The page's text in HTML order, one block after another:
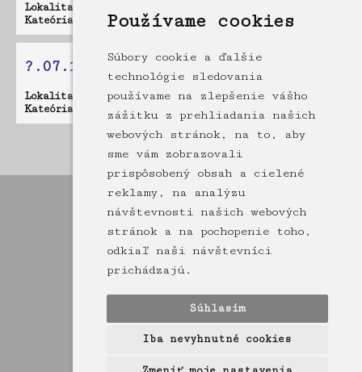
Používame cookies
Súbory cookie a ďalšie
technológie sledovania
používame na zlepšenie vášho
zážitku z prehliadania našich
webových stránok, na to, aby
sme vám zobrazovali
prispôsobený obsah a cielené
reklamy, na analýzu
návštevnosti našich webových
stránok a na pochopenie toho,
odkiaľ naši návštevníci
prichádzajú.
Súhlasím
Iba nevyhnutné cookies
Lokalita:
Kateória:
?.07.1975 - neznáme teleso
Lokalita:
Trenčín
Kateória:
Stránka: [1]